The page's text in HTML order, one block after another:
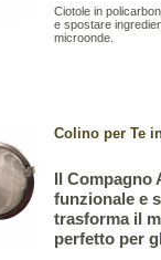
Ciotole in
e spostare
microonde.
Colino per Te
Il Compagno
funzionale e
trasforma il
perfetto per